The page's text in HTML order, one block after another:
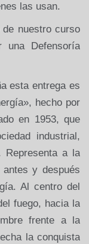
las usan.
nuestro curso
una Defensoría
esta entrega es
hecho por
en 1953, que
industrial,
Representa a la
y después
Al centro del
fuego, hacia la
frente a la
la conquista